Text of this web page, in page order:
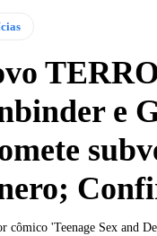
e
cômico 'Teenage Sex and